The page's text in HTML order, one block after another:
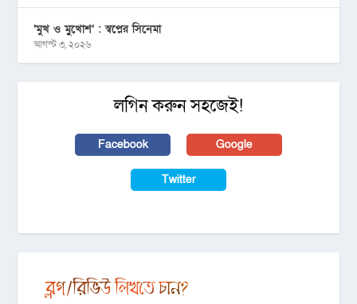
‘মুখ ও মু্খোশ’ : স্বপ্নের সিনেমা
আগস্ট ৩, ২০২৬
লগিন করুন সহজেই!
Facebook Google
Twitter